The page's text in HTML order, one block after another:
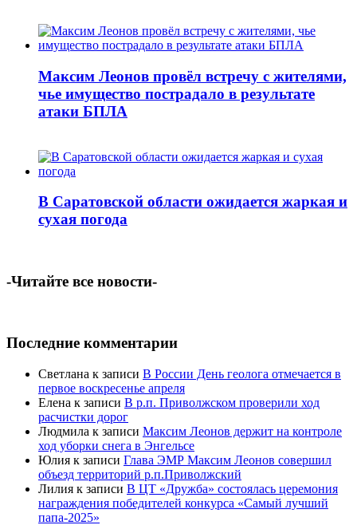
Максим Леонов провёл встречу с жителями,
чье имущество пострадало в результате
атаки БПЛА
В Саратовской области ожидается жаркая и
сухая погода
-Читайте все новости-
Последние комментарии
Светлана к записи В России День геолога отмечается в
первое воскресенье апреля
Елена к записи В р.п. Приволжском проверили ход
расчистки дорог
Людмила к записи Максим Леонов держит на контроле
ход уборки снега в Энгельсе
Юлия к записи Глава ЭМР Максим Леонов совершил
объезд территорий р.п.Приволжский
Лилия к записи В ЦТ «Дружба» состоялась церемония
награждения победителей конкурса «Самый лучший
папа-2025»